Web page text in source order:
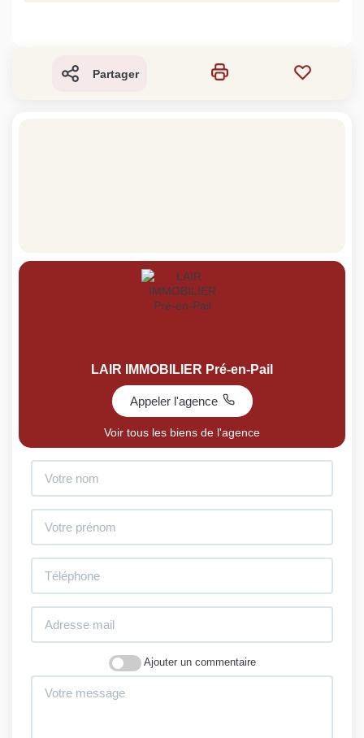
Partager
LAIR IMMOBILIER Pré-en-Pail
Appeler l'agence
Voir tous les biens de l'agence
Ajouter un commentaire